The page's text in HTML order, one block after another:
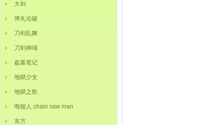
大剑
弹丸论破
刀剑乱舞
刀剑神域
盗墓笔记
地狱少女
地狱之歌
电锯人 chain saw man
东方